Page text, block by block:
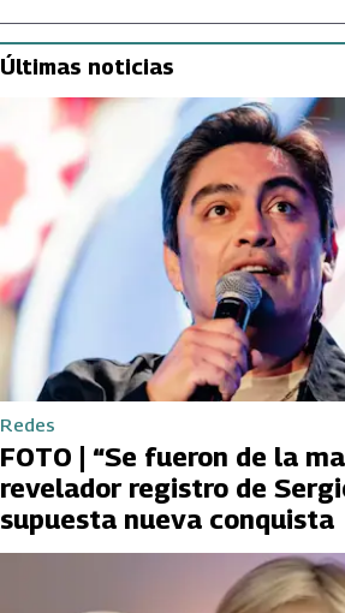
Últimas noticias
Redes
FOTO | “Se fueron de la
revelador registro de
supuesta nueva conquista